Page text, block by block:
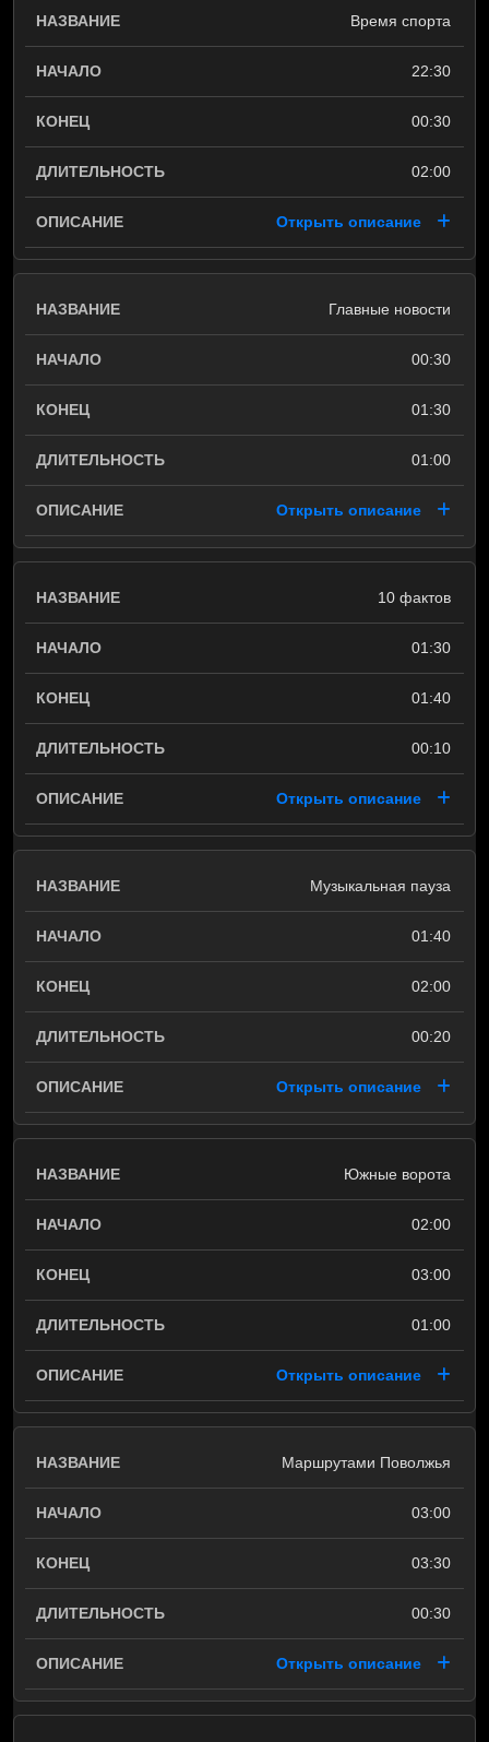
Время спорта
22:30
00:30
02:00
Открыть описание
Главные новости
00:30
01:30
01:00
Открыть описание
10 фактов
01:30
01:40
00:10
Открыть описание
Музыкальная пауза
01:40
02:00
00:20
Открыть описание
Южные ворота
02:00
03:00
01:00
Открыть описание
Маршрутами Поволжья
03:00
03:30
00:30
Открыть описание